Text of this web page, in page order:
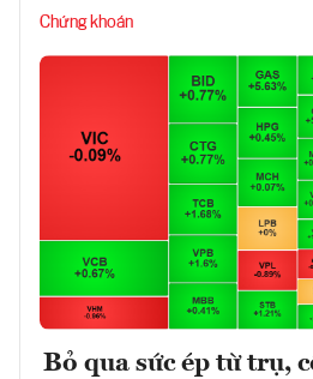
Chứng khoán
Bỏ qua sức ép từ trụ,